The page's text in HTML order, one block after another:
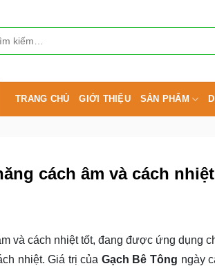
TRANG CHỦ GIỚI THIỆU SẢN PHẨM
cách âm và cách
và cách nhiệt tốt, đang được ứng dụng
nhiệt. Giá trị của Gạch Bê Tông ngày